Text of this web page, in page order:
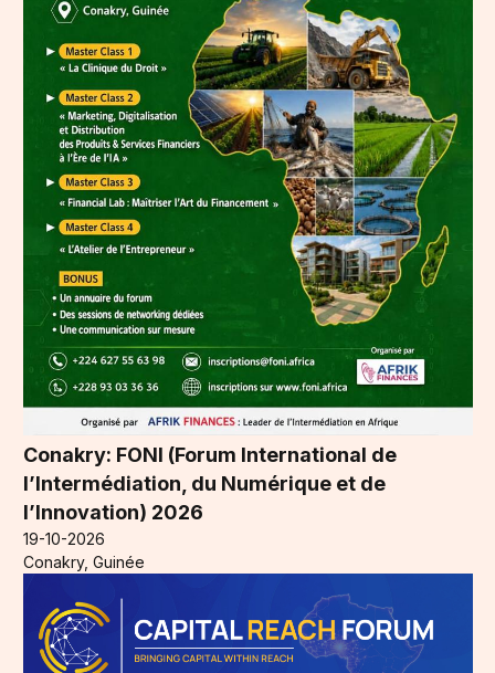
Conakry: FONI (Forum International de
l’Intermédiation, du Numérique et de
l’Innovation) 2026
19-10-2026
Conakry, Guinée